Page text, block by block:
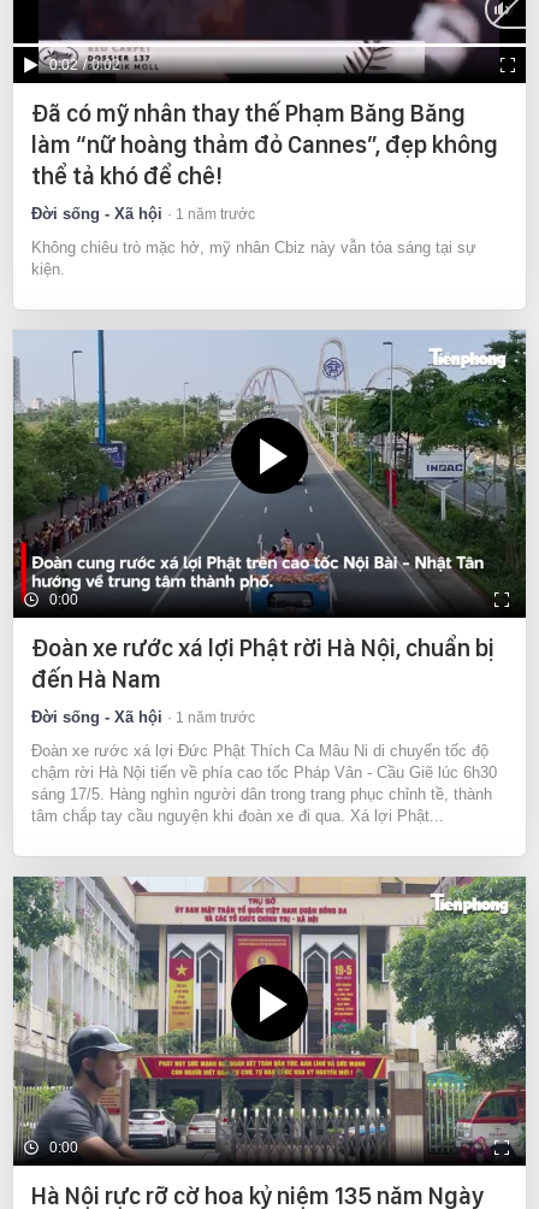
Current
Time
0:02 / Duration
0:02
Đã có mỹ nhân thay thế Phạm Băng Băng
làm “nữ hoàng thảm đỏ Cannes”, đẹp không
thể tả khó để chê!
Đời sống - Xã hội 1 năm trước
Không chiêu trò mặc hở, mỹ nhân Cbiz này vẫn tỏa sáng tại sự
kiện.
0:00
Đoàn xe rước xá lợi Phật rời Hà Nội, chuẩn bị
đến Hà Nam
Đời sống - Xã hội 1 năm trước
Đoàn xe rước xá lợi Đức Phật Thích Ca Mâu Ni di chuyển tốc độ
chậm rời Hà Nội tiến về phía cao tốc Pháp Vân - Cầu Giẽ lúc 6h30
sáng 17/5. Hàng nghìn người dân trong trang phục chỉnh tề, thành
tâm chắp tay cầu nguyện khi đoàn xe đi qua. Xá lợi Phật...
0:00
Hà Nội rực rỡ cờ hoa kỷ niệm 135 năm Ngày